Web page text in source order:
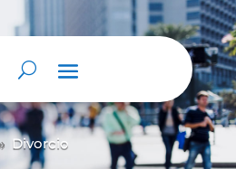
Divorcio